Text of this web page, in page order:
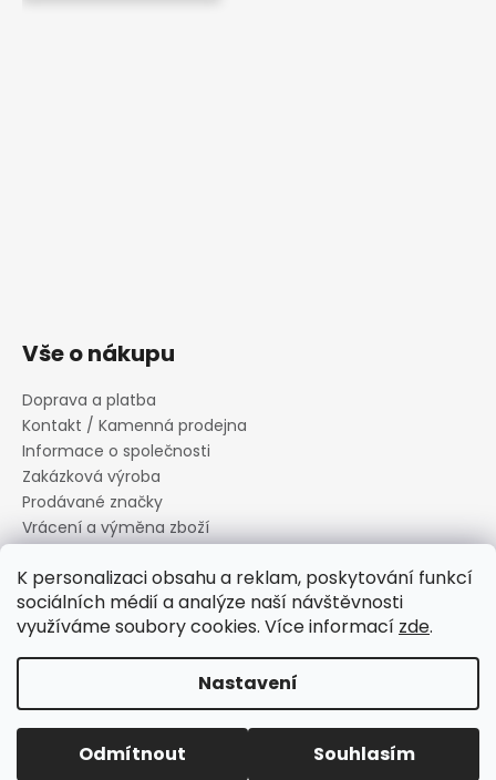
K personalizaci obsahu a reklam, poskytování funkcí
sociálních médií a analýze naší návštěvnosti
využíváme soubory cookies. Více informací zde.
Nastavení
Odmítnout Souhlasím
Vše o nákupu
Doprava a platba
Kontakt / Kamenná prodejna
Informace o společnosti
Zakázková výroba
Prodávané značky
Vrácení a výměna zboží
Informace o souborech cookies
Reklamační řád
Obchodní podmínky
Copyright 2026Canard s.r.o.. Všechna práva vyhrazena.
Upravit nastavení cookies